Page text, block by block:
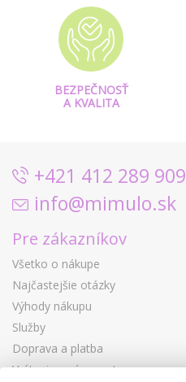
BEZPEČNOSŤ
A KVALITA
+421 412 289 909
info@mimulo.sk
Pre zákazníkov
Všetko o nákupe
Najčastejšie otázky
Výhody nákupu
Služby
Doprava a platba
Vrátenie a výmena tovaru